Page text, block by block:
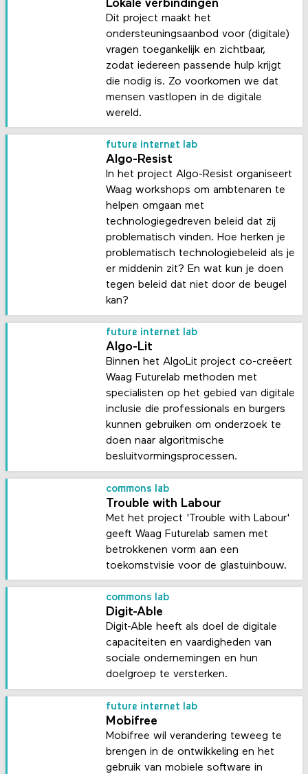
Lokale verbindingen
Dit project maakt het
ondersteuningsaanbod voor (digitale)
vragen toegankelijk en zichtbaar,
zodat iedereen passende hulp krijgt
die nodig is. Zo voorkomen we dat
mensen vastlopen in de digitale
wereld.
future internet lab
Algo-Resist
In het project Algo-Resist organiseert
Waag workshops om ambtenaren te
helpen omgaan met
technologiegedreven beleid dat zij
problematisch vinden. Hoe herken je
problematisch technologiebeleid als je
er middenin zit? En wat kun je doen
tegen beleid dat niet door de beugel
kan?
future internet lab
Algo-Lit
Binnen het AlgoLit project co-creëert
Waag Futurelab methoden met
specialisten op het gebied van digitale
inclusie die professionals en burgers
kunnen gebruiken om onderzoek te
doen naar algoritmische
besluitvormingsprocessen.
commons lab
Trouble with Labour
Met het project 'Trouble with Labour'
geeft Waag Futurelab samen met
betrokkenen vorm aan een
toekomstvisie voor de glastuinbouw.
commons lab
Digit-Able
Digit-Able heeft als doel de digitale
capaciteiten en vaardigheden van
sociale ondernemingen en hun
doelgroep te versterken.
future internet lab
Mobifree
Mobifree wil verandering teweeg te
brengen in de ontwikkeling en het
gebruik van mobiele software in